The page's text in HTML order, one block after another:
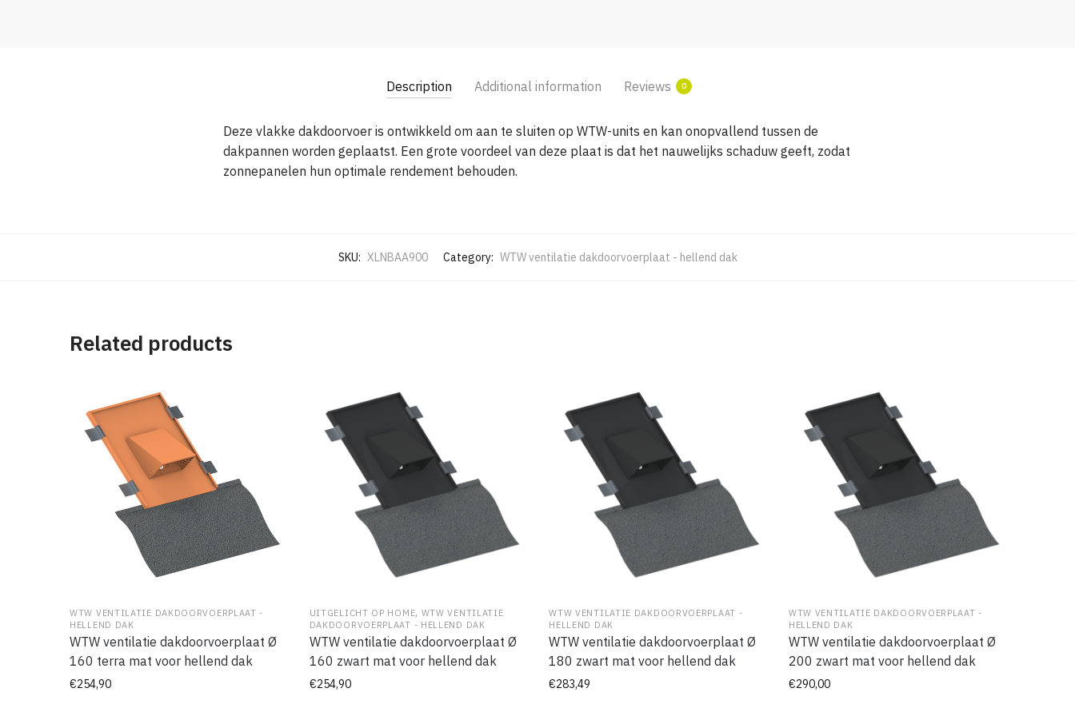
Description Additional information Reviews 0
Deze vlakke dakdoorvoer is ontwikkeld om aan te sluiten op WTW-units en kan onopvallend tussen de
dakpannen worden geplaatst. Een grote voordeel van deze plaat is dat het nauwelijks schaduw geeft, zodat
zonnepanelen hun optimale rendement behouden.
SKU: XLNBAA900 Category: WTW ventilatie dakdoorvoerplaat - hellend dak
Related products
WTW VENTILATIE DAKDOORVOERPLAAT -
HELLEND DAK
WTW ventilatie dakdoorvoerplaat Ø
160 terra mat voor hellend dak
€254,90
UITGELICHT OP HOME, WTW VENTILATIE
DAKDOORVOERPLAAT - HELLEND DAK
WTW ventilatie dakdoorvoerplaat Ø
160 zwart mat voor hellend dak
€254,90
WTW VENTILATIE DAKDOORVOERPLAAT -
HELLEND DAK
WTW ventilatie dakdoorvoerplaat Ø
180 zwart mat voor hellend dak
€283,49
WTW VENTILATIE DAKDOORVOERPLAAT -
HELLEND DAK
WTW ventilatie dakdoorvoerplaat Ø
200 zwart mat voor hellend dak
€290,00